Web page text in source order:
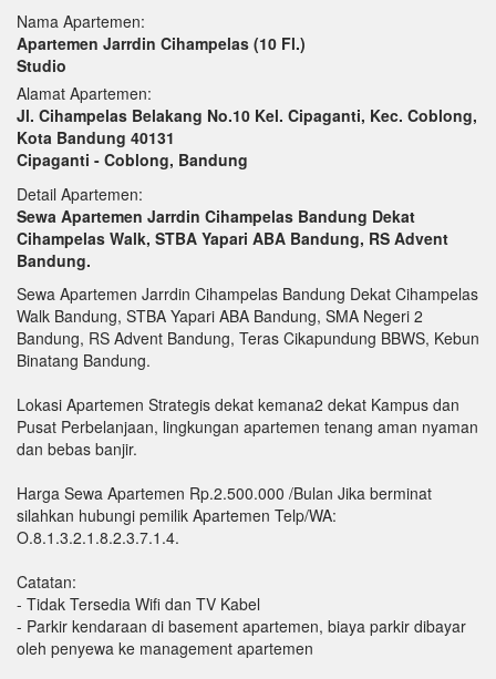
Nama Apartemen:
Apartemen Jarrdin Cihampelas (10 Fl.)
Studio
Alamat Apartemen:
Jl. Cihampelas Belakang No.10 Kel. Cipaganti, Kec. Coblong,
Kota Bandung 40131
Cipaganti - Coblong, Bandung
Detail Apartemen:
Sewa Apartemen Jarrdin Cihampelas Bandung Dekat
Cihampelas Walk, STBA Yapari ABA Bandung, RS Advent
Bandung.
Sewa Apartemen Jarrdin Cihampelas Bandung Dekat Cihampelas
Walk Bandung, STBA Yapari ABA Bandung, SMA Negeri 2
Bandung, RS Advent Bandung, Teras Cikapundung BBWS, Kebun
Binatang Bandung.
Lokasi Apartemen Strategis dekat kemana2 dekat Kampus dan
Pusat Perbelanjaan, lingkungan apartemen tenang aman nyaman
dan bebas banjir.
Harga Sewa Apartemen Rp.2.500.000 /Bulan Jika berminat
silahkan hubungi pemilik Apartemen Telp/WA:
O.8.1.3.2.1.8.2.3.7.1.4.
Catatan:
- Tidak Tersedia Wifi dan TV Kabel
- Parkir kendaraan di basement apartemen, biaya parkir dibayar
oleh penyewa ke management apartemen